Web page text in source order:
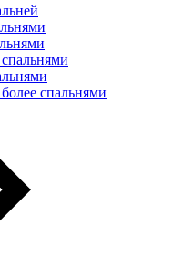
спальнями